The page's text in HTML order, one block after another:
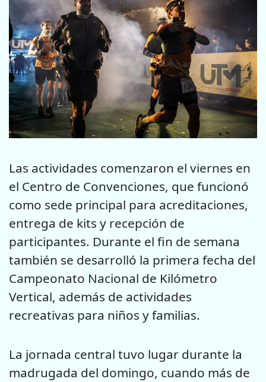
Las actividades comenzaron el viernes en
el Centro de Convenciones, que funcionó
como sede principal para acreditaciones,
entrega de kits y recepción de
participantes. Durante el fin de semana
también se desarrolló la primera fecha del
Campeonato Nacional de Kilómetro
Vertical, además de actividades
recreativas para niños y familias.
La jornada central tuvo lugar durante la
madrugada del domingo, cuando más de